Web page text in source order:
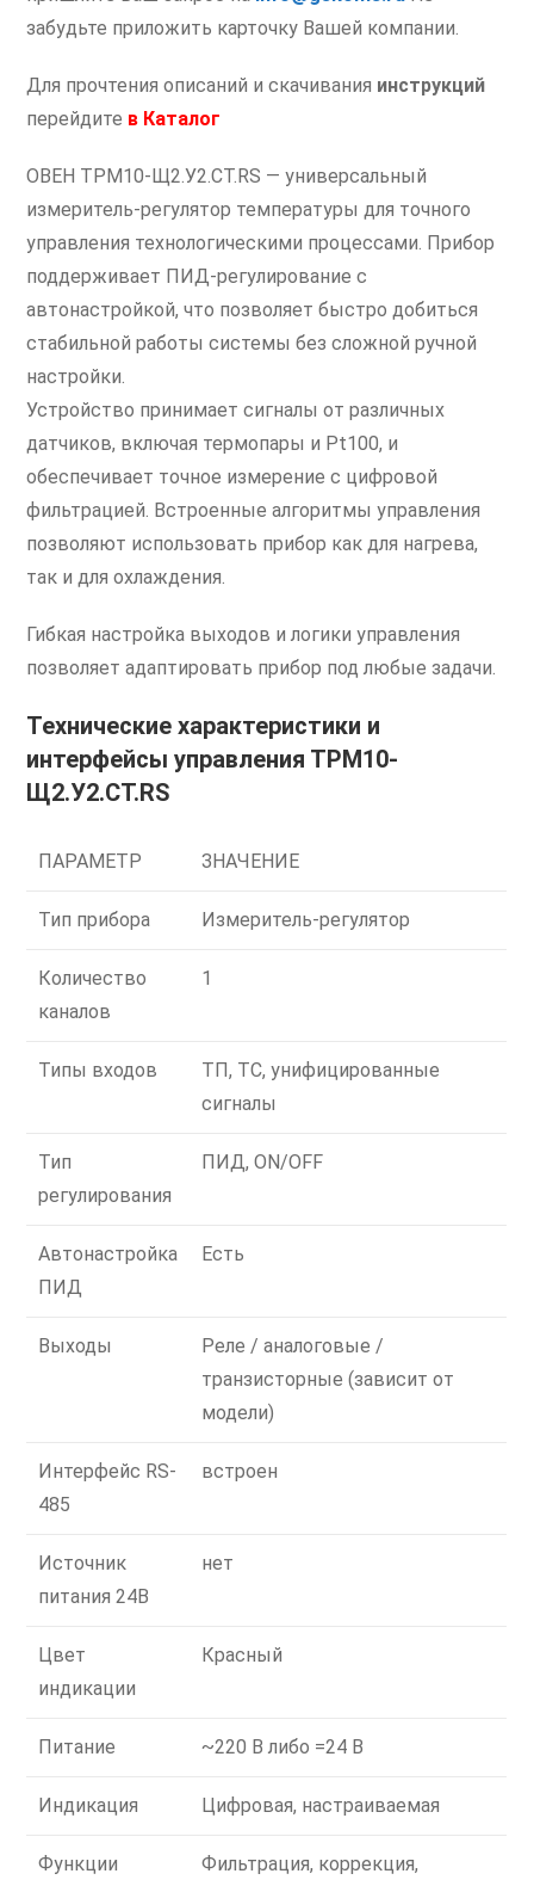
забудьте приложить карточку Вашей компании.
Для прочтения описаний и скачивания инструкций
перейдите в Каталог
ОВЕН ТРМ10-Щ2.У2.СТ.RS — универсальный
измеритель-регулятор температуры для точного
управления технологическими процессами. Прибор
поддерживает ПИД-регулирование с
автонастройкой, что позволяет быстро добиться
стабильной работы системы без сложной ручной
настройки.
Устройство принимает сигналы от различных
датчиков, включая термопары и Pt100, и
обеспечивает точное измерение с цифровой
фильтрацией. Встроенные алгоритмы управления
позволяют использовать прибор как для нагрева,
так и для охлаждения.
Гибкая настройка выходов и логики управления
позволяет адаптировать прибор под любые задачи.
Технические характеристики и
интерфейсы управления ТРМ10-
Щ2.У2.СТ.RS
ПАРАМЕТР ЗНАЧЕНИЕ
Тип прибора Измеритель-регулятор
Количество
каналов
1
Типы входов
ТП, ТС, унифицированные
сигналы
Тип
регулирования
ПИД, ON/OFF
Автонастройка
ПИД
Есть
Выходы
Реле / аналоговые /
транзисторные (зависит от
модели)
Интерфейс RS-
485
встроен
Источник
питания 24В
нет
Цвет
индикации
Красный
Питание ~220 В либо =24 В
Индикация Цифровая, настраиваемая
Функции
Фильтрация, коррекция,